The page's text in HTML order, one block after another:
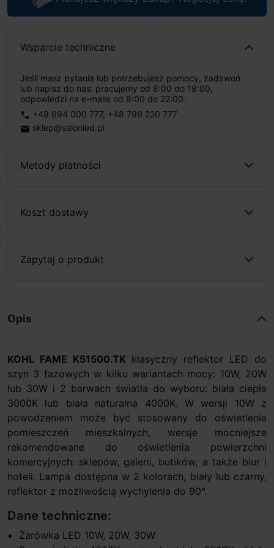
Wsparcie techniczne
Jeśli masz pytania lub potrzebujesz pomocy, zadzwoń
lub napisz do nas: pracujemy od 8:00 do 18:00,
odpowiedzi na e-maile od 8:00 do 22:00.
phone +48 694 000 777, +48 799 220 777
email sklep@salonled.pl
Metody płatności
Koszt dostawy
Zapytaj o produkt
Opis
KOHL FAME K51500.TK klasyczny reflektor LED do
szyn 3 fazowych w kilku wariantach mocy: 10W, 20W
lub 30W i 2 barwach światła do wyboru: biała ciepła
3000K lub biała naturalna 4000K. W wersji 10W z
powodzeniem może być stosowany do oświetlenia
pomieszczeń mieszkalnych, wersje mocniejsze
rekomendowane do oświetlenia powierzchni
komercyjnych: sklepów, galerii, butików, a także biur i
hoteli. Lampa dostępna w 2 kolorach, biały lub czarny,
reflektor z możliwością wychylenia do 90°.
Dane techniczne:
Żarówka LED 10W, 20W, 30W